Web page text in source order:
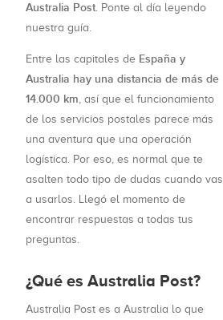
Australia Post. Ponte al día leyendo
nuestra guía.
Entre las capitales de España y
Australia hay una distancia de más de
14.000 km, así que el funcionamiento
de los servicios postales parece más
una aventura que una operación
logística. Por eso, es normal que te
asalten todo tipo de dudas cuando vas
a usarlos. Llegó el momento de
encontrar respuestas a todas tus
preguntas.
¿Qué es Australia Post?
Australia Post es a Australia lo que